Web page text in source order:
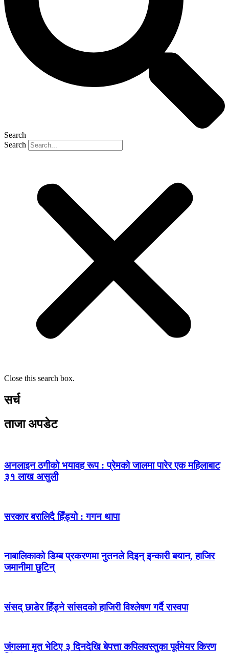
Search
Search
Close this search box.
सर्च
ताजा अपडेट
अनलाइन ठगीको भयावह रूप : प्रेमको जालमा पारेर एक महिलाबाट
३१ लाख असुली
सरकार बरालिदै हिँड्यो : गगन थापा
नाबालिकाको डिम्ब प्रकरणमा नुतनले दिइन् इन्कारी बयान, हाजिर
जमानीमा छुटिन्
संसद् छाडेर हिँड्ने सांसदको हाजिरी विश्लेषण गर्दै रास्वपा
जंगलमा मृत भेटिए ३ दिनदेखि बेपत्ता कपिलवस्तुका पूर्वमेयर किरण